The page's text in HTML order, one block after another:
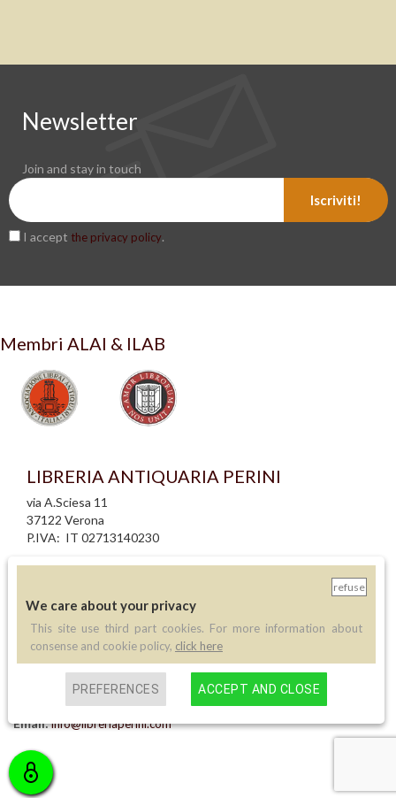
Newsletter
Join and stay in touch
Iscriviti!
I accept the privacy policy.
Membri ALAI & ILAB
LIBRERIA ANTIQUARIA PERINI
via A.Sciesa 11
37122 Verona
P.IVA: IT 02713140230
informativa cookie
creazione siti internet
Contatti
(+39) 045 8030073
Email:info@libreriaperini.com
refuse
We care about your privacy
This site use third part cookies. For more information about
consense and cookie policy, click here
PREFERENCES ACCEPT AND CLOSE